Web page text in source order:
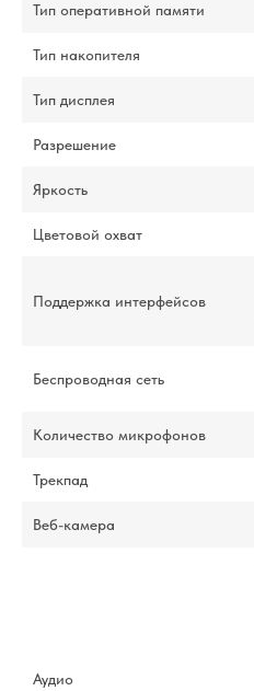
Тип оперативной памяти
Тип накопителя
Тип дисплея
Разрешение
Яркость
Цветовой охват
Поддержка интерфейсов
Беспроводная сеть
Количество микрофонов
Трекпад
Веб-камера
Аудио